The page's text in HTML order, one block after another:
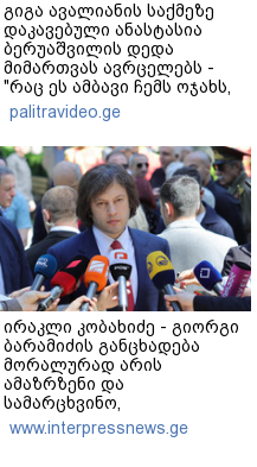
გიგა ავალიანის საქმეზე
დაკავებული ანასტასია
ბერუაშვილის დედა
მიმართვას ავრცელებს -
"რაც ეს ამბავი ჩემს ოჯახს,
ჩემს ანასტასიას გადახდა
თავს, მის მერე მე მე არ
ვარ"
palitravideo.ge
ირაკლი კობახიძე - გიორგი
ბარამიძის განცხადება
მორალურად არის
ამაზრზენი და
სამარცხვინო,
სამართლებრივ მხარეს რაც
შეეხება, ამას შესაბამისი
www.interpressnews.ge